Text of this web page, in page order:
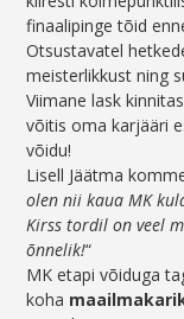
finaalipinge tõid
Otsustavatel
meisterlikkust ning
Viimane lask
võitis oma karjääri
võidu!
Lisell Jäätma
olen nii kaua MK
Kirss tordil on veel
õnnelik!“
MK etapi võiduga
koha